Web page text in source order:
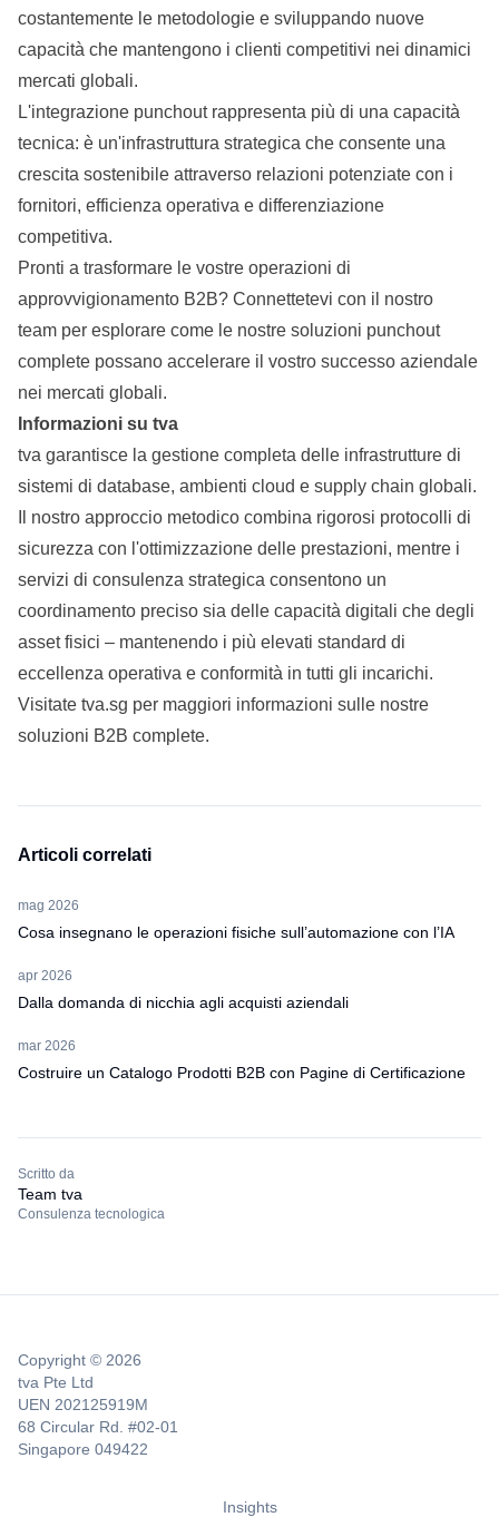
costantemente le metodologie e sviluppando nuove
capacità che mantengono i clienti competitivi nei dinamici
mercati globali.
L'integrazione punchout rappresenta più di una capacità
tecnica: è un'infrastruttura strategica che consente una
crescita sostenibile attraverso relazioni potenziate con i
fornitori, efficienza operativa e differenziazione
competitiva.
Pronti a trasformare le vostre operazioni di
approvvigionamento B2B? Connettetevi con il nostro
team per esplorare come le nostre soluzioni punchout
complete possano accelerare il vostro successo aziendale
nei mercati globali.
Informazioni su tva
tva garantisce la gestione completa delle infrastrutture di
sistemi di database, ambienti cloud e supply chain globali.
Il nostro approccio metodico combina rigorosi protocolli di
sicurezza con l'ottimizzazione delle prestazioni, mentre i
servizi di consulenza strategica consentono un
coordinamento preciso sia delle capacità digitali che degli
asset fisici – mantenendo i più elevati standard di
eccellenza operativa e conformità in tutti gli incarichi.
Visitate tva.sg per maggiori informazioni sulle nostre
soluzioni B2B complete.
Articoli correlati
mag 2026
Cosa insegnano le operazioni fisiche sull’automazione con l’IA
apr 2026
Dalla domanda di nicchia agli acquisti aziendali
mar 2026
Costruire un Catalogo Prodotti B2B con Pagine di Certificazione
Scritto da
Team tva
Consulenza tecnologica
Copyright © 2026
tva Pte Ltd
UEN 202125919M
68 Circular Rd. #02-01
Singapore 049422
Insights